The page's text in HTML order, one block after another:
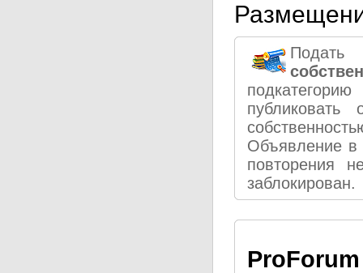
публиковать
Объявление в
повторения
заблокирован.
Pro